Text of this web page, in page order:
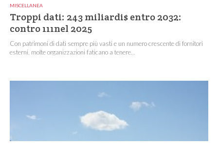
MISCELLANEA
Troppi dati: 243 miliardi$ entro 2032:
contro 111nel 2025
Con patrimoni di dati sempre più vasti e un numero crescente di fornitori
esterni, molte organizzazioni faticano a tenere...